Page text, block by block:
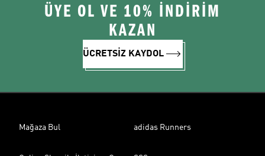
ÜYE OL VE 10% İNDİRİM
KAZAN
ÜCRETSİZ KAYDOL
Mağaza Bul adidas Runners